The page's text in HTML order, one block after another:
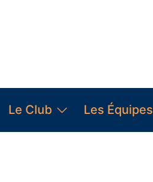
Le Club Les Équipes